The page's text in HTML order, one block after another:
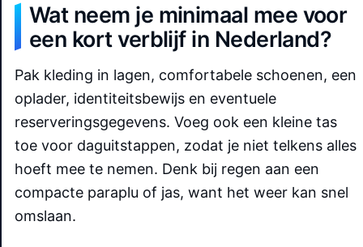
Wat neem je minimaal mee voor
een kort verblijf in Nederland?
Pak kleding in lagen, comfortabele schoenen, een
oplader, identiteitsbewijs en eventuele
reserveringsgegevens. Voeg ook een kleine tas
toe voor daguitstappen, zodat je niet telkens alles
hoeft mee te nemen. Denk bij regen aan een
compacte paraplu of jas, want het weer kan snel
omslaan.